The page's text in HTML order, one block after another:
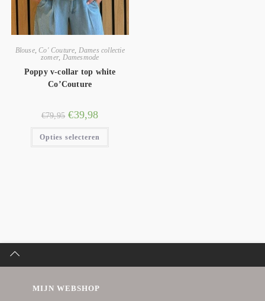
Blouse,Co' Couture Dames collectie
zomer, Damesmode
Poppy v-collar top white
Co’Couture
€79,95 €39,98
Opties selecteren
MIJN WEBSHOP